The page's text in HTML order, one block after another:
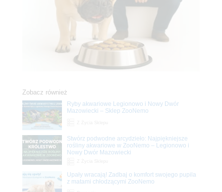
Zobacz również
Ryby akwariowe Legionowo i Nowy Dwór
Mazowiecki – Sklep ZooNemo
Stwórz podwodne arcydzieło: Najpiękniejsze
rośliny akwariowe w ZooNemo – Legionowo i
Nowy Dwór Mazowiecki
Upały wracają! Zadbaj o komfort swojego pupila
z matami chłodzącymi ZooNemo